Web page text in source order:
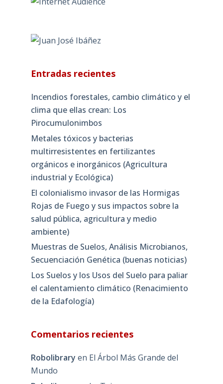
Entradas recientes
Incendios forestales, cambio climático y el
clima que ellas crean: Los
Pirocumulonimbos
Metales tóxicos y bacterias
multirresistentes en fertilizantes
orgánicos e inorgánicos (Agricultura
industrial y Ecológica)
El colonialismo invasor de las Hormigas
Rojas de Fuego y sus impactos sobre la
salud pública, agricultura y medio
ambiente)
Muestras de Suelos, Análisis Microbianos,
Secuenciación Genética (buenas noticias)
Los Suelos y los Usos del Suelo para paliar
el calentamiento climático (Renacimiento
de la Edafología)
Comentarios recientes
Robolibrary en El Árbol Más Grande del
Mundo